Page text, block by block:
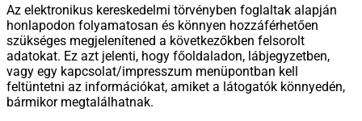
Az elektronikus kereskedelmi törvényben foglaltak alapján
honlapodon folyamatosan és könnyen hozzáférhetően
szükséges megjelenítened a következőkben felsorolt
adatokat. Ez azt jelenti, hogy főoldaladon, lábjegyzetben,
vagy egy kapcsolat/impresszum menüpontban kell
feltüntetni az információkat, amiket a látogatók könnyedén,
bármikor megtalálhatnak.